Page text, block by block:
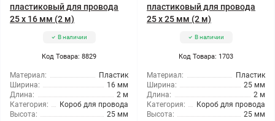
пластиковый для провода
25 х 16 мм (2 м)
В наличии
Код Товара: 8829
Материал:
Пластик
Ширина:
16 мм
Длина:
2 м
Категория:
Короб для провода
Высота:
25 мм
пластиковый для провода
25 х 25 мм (2 м)
В наличии
Код Товара: 1703
Материал:
Пластик
Ширина:
25 мм
Длина:
2 м
Категория:
Короб для провода
Высота:
25 мм